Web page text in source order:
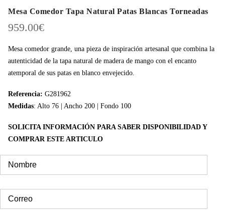
Mesa Comedor Tapa Natural Patas Blancas Torneadas
959.00€
Mesa comedor grande, una pieza de inspiración artesanal que combina la
autenticidad de la tapa natural de madera de mango con el encanto
atemporal de sus patas en blanco envejecido.
Referencia: G281962
Medidas: Alto 76 | Ancho 200 | Fondo 100
SOLICITA INFORMACIÓN PARA SABER DISPONIBILIDAD Y
COMPRAR ESTE ARTICULO